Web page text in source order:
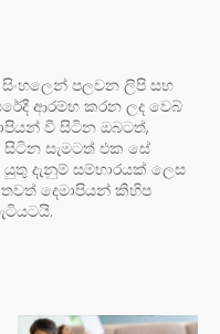
සිංහලෙන් පලවන ලිපි සහ
ආරම්භ කරන ලද වෙබ්
වී සිටින ඔබටත්,
සැමටත් එක සේ
දැනුම් සම්භාරයක් ලෙස
දෙමාපියන් කිහිප